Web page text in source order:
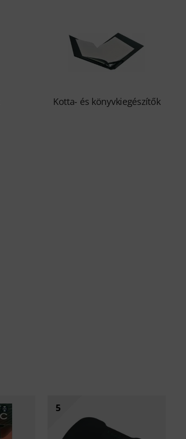
Kotta- és könyvkiegészítők
5